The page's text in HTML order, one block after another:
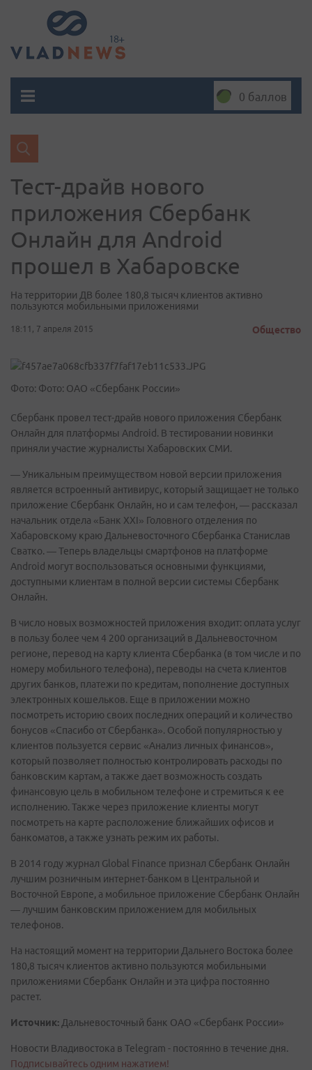
0 баллов
Тест-драйв нового
приложения Сбербанк
Онлайн для Android
прошел в Хабаровске
На территории ДВ более 180,8 тысяч клиентов активно
пользуются мобильными приложениями
18:11, 7 апреля 2015 Общество
Фото: Фото: ОАО «Сбербанк России»
Сбербанк провел тест-драйв нового приложения Сбербанк
Онлайн для платформы Android. В тестировании новинки
приняли участие журналисты Хабаровских СМИ.
— Уникальным преимуществом новой версии приложения
является встроенный антивирус, который защищает не только
приложение Сбербанк Онлайн, но и сам телефон, — рассказал
начальник отдела «Банк XXI» Головного отделения по
Хабаровскому краю Дальневосточного Сбербанка Станислав
Сватко. — Теперь владельцы смартфонов на платформе
Android могут воспользоваться основными функциями,
доступными клиентам в полной версии системы Сбербанк
Онлайн.
В число новых возможностей приложения входит: оплата услуг
в пользу более чем 4 200 организаций в Дальневосточном
регионе, перевод на карту клиента Сбербанка (в том числе и по
номеру мобильного телефона), переводы на счета клиентов
других банков, платежи по кредитам, пополнение доступных
электронных кошельков. Еще в приложении можно
посмотреть историю своих последних операций и количество
бонусов «Спасибо от Сбербанка». Особой популярностью у
клиентов пользуется сервис «Анализ личных финансов»,
который позволяет полностью контролировать расходы по
банковским картам, а также дает возможность создать
финансовую цель в мобильном телефоне и стремиться к ее
исполнению. Также через приложение клиенты могут
посмотреть на карте расположение ближайших офисов и
банкоматов, а также узнать режим их работы.
В 2014 году журнал Global Finance признал Сбербанк Онлайн
лучшим розничным интернет-банком в Центральной и
Восточной Европе, а мобильное приложение Сбербанк Онлайн
— лучшим банковским приложением для мобильных
телефонов.
На настоящий момент на территории Дальнего Востока более
180,8 тысяч клиентов активно пользуются мобильными
приложениями Сбербанк Онлайн и эта цифра постоянно
растет.
Источник: Дальневосточный банк ОАО «Сбербанк России»
Новости Владивостока в Telegram - постоянно в течение дня.
Подписывайтесь одним нажатием!